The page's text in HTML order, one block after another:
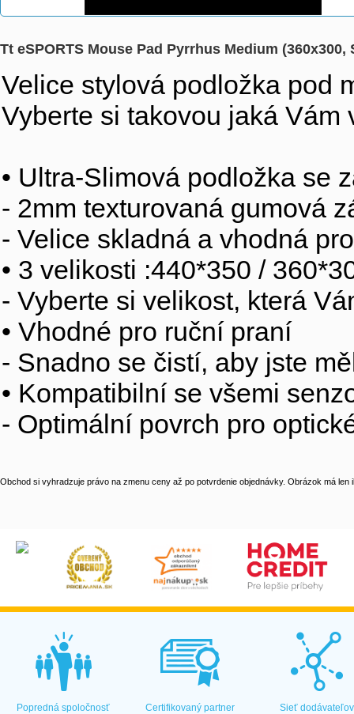
Tt eSPORTS Mouse Pad Pyrrhus Medium (360x300,
Velice stylová podložka pod
Vyberte si takovou jaká Vám
• Ultra-Slimová podložka se
- 2mm texturovaná gumová
- Velice skladná a vhodná
• 3 velikosti :440*350 /
- Vyberte si velikost, která
• Vhodné pro ruční praní
- Snadno se čistí, aby jste
• Kompatibilní se všemi
- Optimální povrch pro
Obchod si vyhradzuje právo na zmenu ceny až po potvrdenie objednávky. Obrázok má len
Popredná spoločnosť Certifikovaný partner Sieť dodávateľov